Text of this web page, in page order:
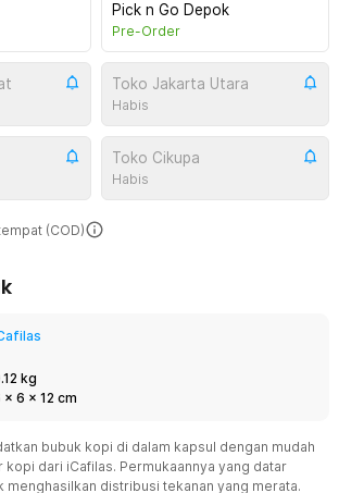
Pick n Go Depok
Pre-Order
Toko Jakarta Utara
Habis
Toko Cikupa
Habis
(COD)
kg
x 6 x 12 cm
bubuk kopi di dalam kapsul dengan mudah
kopi dari iCafilas. Permukaannya yang datar
menghasilkan distribusi tekanan yang merata.